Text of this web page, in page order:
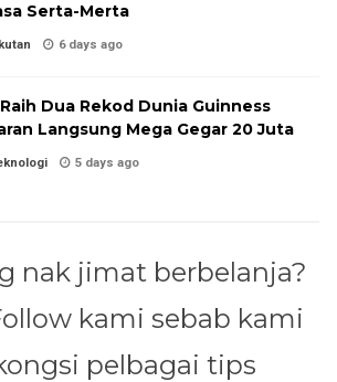
Serta-Merta
6 days ago
Dua Rekod Dunia Guinness
Langsung Mega Gegar 20 Juta
5 days ago
nak jimat berbelanja?
kami sebab kami
pelbagai tips